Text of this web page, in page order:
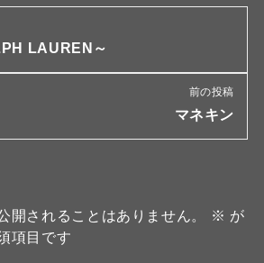
LAUREN～
前の投稿
マネキン
開されることはありません。 ※ が
項目です